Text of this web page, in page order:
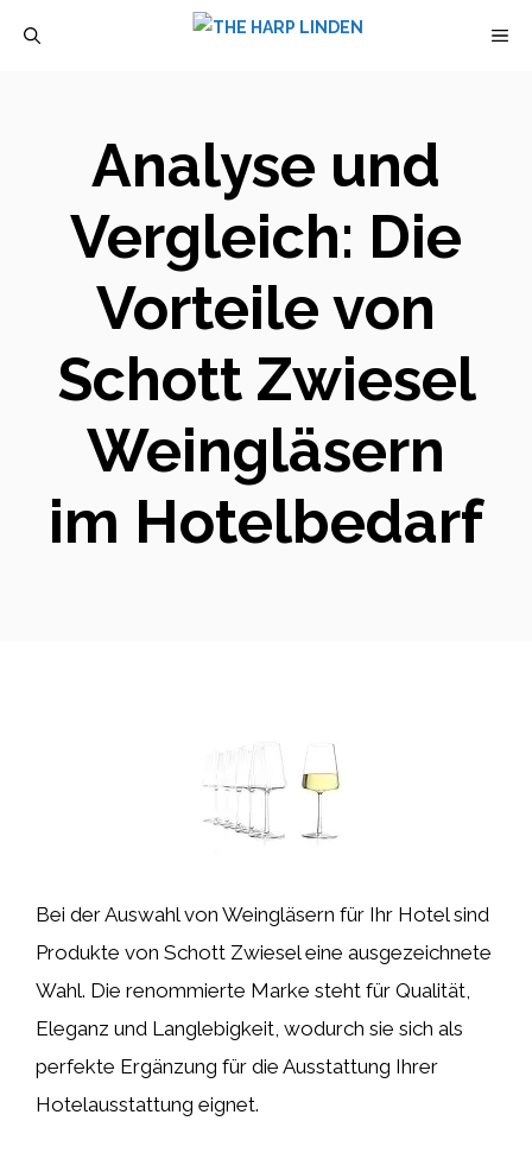
Analyse und
Vergleich: Die
Vorteile von
Schott Zwiesel
Weingläsern
im Hotelbedarf
Bei der Auswahl von Weingläsern für Ihr Hotel sind
Produkte von Schott Zwiesel eine ausgezeichnete
Wahl. Die renommierte Marke steht für Qualität,
Eleganz und Langlebigkeit, wodurch sie sich als
perfekte Ergänzung für die Ausstattung Ihrer
Hotelausstattung eignet.